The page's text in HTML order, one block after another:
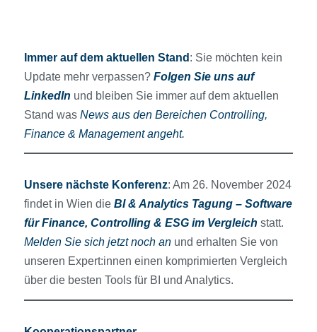
Immer auf dem aktuellen Stand : Sie möchten kein
Update mehr verpassen? Folgen Sie uns auf
LinkedIn und bleiben Sie immer auf dem aktuellen
Stand was News aus den Bereichen Controlling,
Finance & Management angeht.
Unsere nächste Konferenz: Am 26. November 2024
findet in Wien die BI & Analytics Tagung – Software
für Finance, Controlling & ESG im Vergleich statt.
Melden Sie sich jetzt noch anund erhalten Sie von
unseren Expert:innen einen komprimierten Vergleich
über die besten Tools für BI und Analytics.